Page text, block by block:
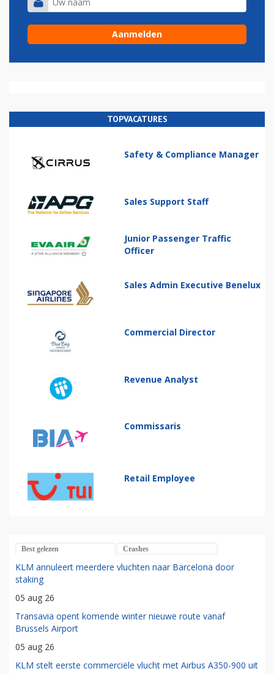
TOPVACATURES
Safety & Compliance Manager
Sales Support Staff
Junior Passenger Traffic
Officer
Sales Admin Executive Benelux
Commercial Director
Revenue Analyst
Commissaris
Retail Employee
Best gelezen Crashes
KLM annuleert meerdere vluchten naar Barcelona door
staking
05 aug 26
Transavia opent komende winter nieuwe route vanaf
Brussels Airport
05 aug 26
KLM stelt eerste commerciële vlucht met Airbus A350-900 uit